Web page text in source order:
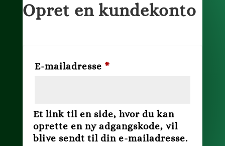
Opret en kundekonto
E-mailadresse *Påkrævet
Et link til en side, hvor du kan
oprette en ny adgangskode, vil
blive sendt til din e-mailadresse.